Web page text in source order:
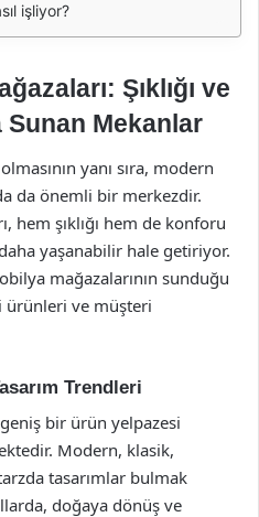
işliyor?
Şıklığı ve
Mekanlar
yanı sıra, modern
da önemli bir merkezdir.
hem şıklığı hem de konforu
yaşanabilir hale getiriyor.
mağazalarının sunduğu
ürünleri ve müşteri
Trendleri
bir ürün yelpazesi
Modern, klasik,
tasarımlar bulmak
doğaya dönüş ve